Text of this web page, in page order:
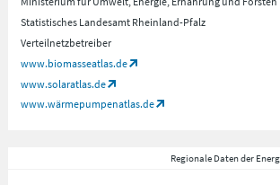
Statistisches Landesamt Rheinland-Pfalz
Verteilnetzbetreiber
www.biomasseatlas.de
www.solaratlas.de
www.wärmepumpenatlas.de
Regionale Daten der